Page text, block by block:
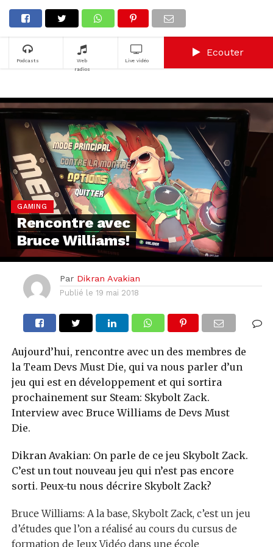
Podcasts
Web
radios
Live vidéo
Ecouter
GAMING
Rencontre avec
Bruce Williams!
Par Dikran Avakian
Publié le 19 mai 2018
Aujourd’hui, rencontre avec un des membres de
la Team Devs Must Die, qui va nous parler d’un
jeu qui est en développement et qui sortira
prochainement sur Steam: Skybolt Zack.
Interview avec Bruce Williams de Devs Must
Die.
Dikran Avakian: On parle de ce jeu Skybolt Zack.
C’est un tout nouveau jeu qui n’est pas encore
sorti. Peux-tu nous décrire Skybolt Zack?
Bruce Williams: A la base, Skybolt Zack, c’est un jeu
d’études que l’on a réalisé au cours du cursus de
formation de Jeux Vidéo dans une école